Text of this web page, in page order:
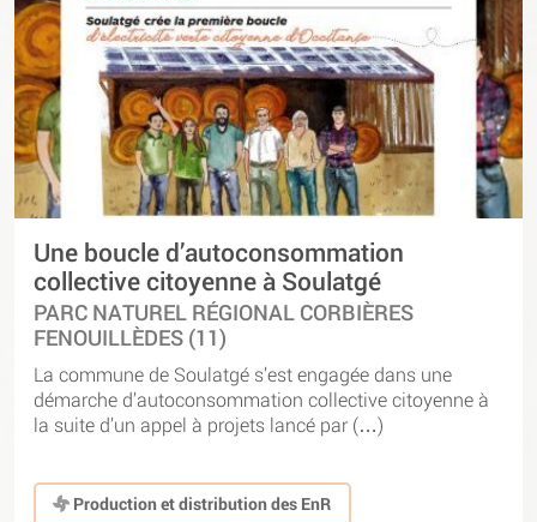
Une boucle d’autoconsommation
collective citoyenne à Soulatgé
PARC NATUREL RÉGIONAL CORBIÈRES
FENOUILLÈDES (11)
La commune de Soulatgé s’est engagée dans une
démarche d’autoconsommation collective citoyenne à
la suite d’un appel à projets lancé par (…)
Production et distribution des EnR